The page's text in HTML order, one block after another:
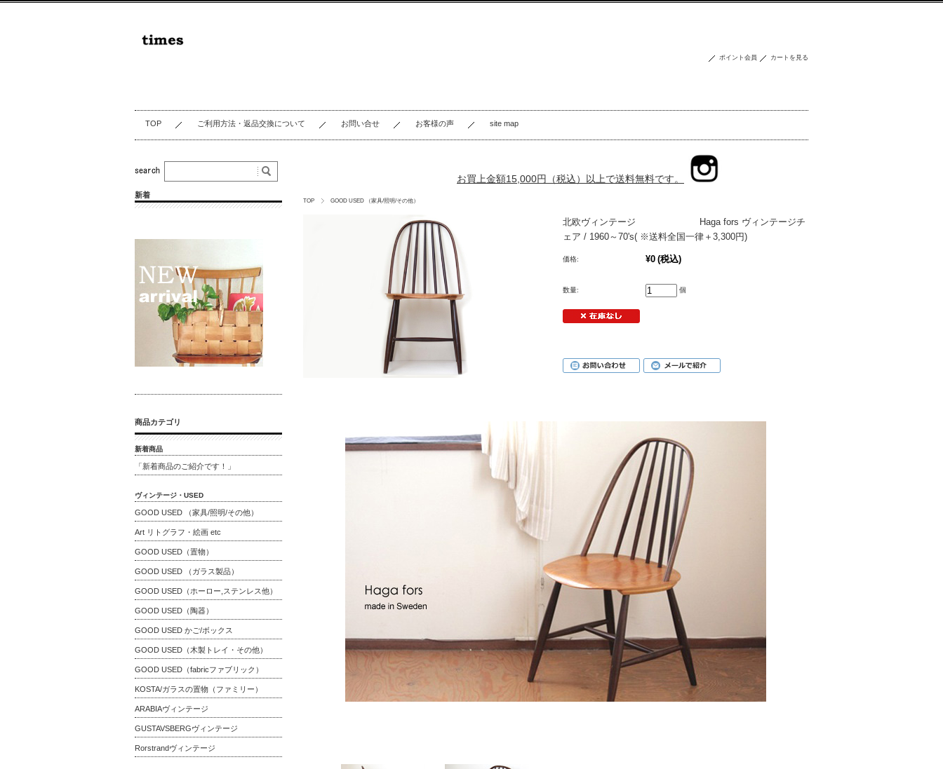
ポイント会員 カートを見る
TOP ご利用方法・返品交換について お問い合せ お客様の声 site map
お買上金額15,000円（税込）以上で送料無料です。
TOP GOOD USED （家具/照明/その他）
北欧ヴィンテージ Haga fors ヴィンテージチ
ェア / 1960～70's( ※送料全国一律＋3,300円)
価格: ¥0 (税込)
数量: 個
新着
商品カテゴリ
新着商品
「新着商品のご紹介です！」
ヴィンテージ・USED
GOOD USED （家具/照明/その他）
Art リトグラフ・絵画 etc
GOOD USED（置物）
GOOD USED （ガラス製品）
GOOD USED（ホーロー,ステンレス他）
GOOD USED（陶器）
GOOD USED かご/ボックス
GOOD USED（木製トレイ・その他）
GOOD USED（fabricファブリック）
KOSTA/ガラスの置物（ファミリー）
ARABIAヴィンテージ
GUSTAVSBERGヴィンテージ
Rorstrandヴィンテージ